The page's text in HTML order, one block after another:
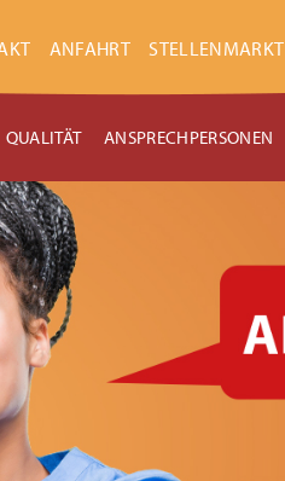
ANFAHRT STELLENMARKT
QUALITÄT ANSPRECHPERSONEN